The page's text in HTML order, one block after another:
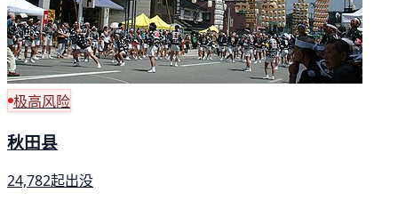
极高风险
秋田县
24,782起出没